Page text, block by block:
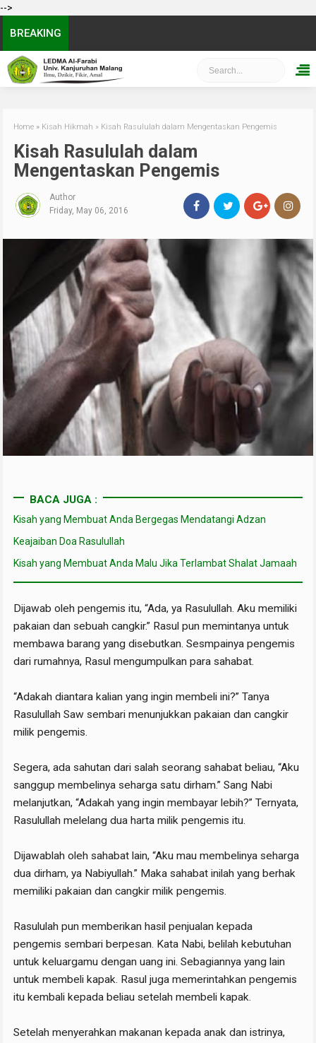
-->
BREAKING
Home » Kisah Hikmah » Kisah Rasululah dalam Mengentaskan Pengemis
Kisah Rasululah dalam
Mengentaskan Pengemis
Author
Friday, May 06, 2016
BACA JUGA :
Kisah yang Membuat Anda Bergegas Mendatangi Adzan
Keajaiban Doa Rasulullah
Kisah yang Membuat Anda Malu Jika Terlambat Shalat Jamaah
Dijawab oleh pengemis itu, “Ada, ya Rasulullah. Aku memiliki
pakaian dan sebuah cangkir.” Rasul pun memintanya untuk
membawa barang yang disebutkan. Sesmpainya pengemis
dari rumahnya, Rasul mengumpulkan para sahabat.
“Adakah diantara kalian yang ingin membeli ini?” Tanya
Rasulullah Saw sembari menunjukkan pakaian dan cangkir
milik pengemis.
Segera, ada sahutan dari salah seorang sahabat beliau, “Aku
sanggup membelinya seharga satu dirham.” Sang Nabi
melanjutkan, “Adakah yang ingin membayar lebih?” Ternyata,
Rasulullah melelang dua harta milik pengemis itu.
Dijawablah oleh sahabat lain, “Aku mau membelinya seharga
dua dirham, ya Nabiyullah.” Maka sahabat inilah yang berhak
memiliki pakaian dan cangkir milik pengemis.
Rasululah pun memberikan hasil penjualan kepada
pengemis sembari berpesan. Kata Nabi, belilah kebutuhan
untuk keluargamu dengan uang ini. Sebagiannya yang lain
untuk membeli kapak. Rasul juga memerintahkan pengemis
itu kembali kepada beliau setelah membeli kapak.
Setelah menyerahkan makanan kepada anak dan istrinya,